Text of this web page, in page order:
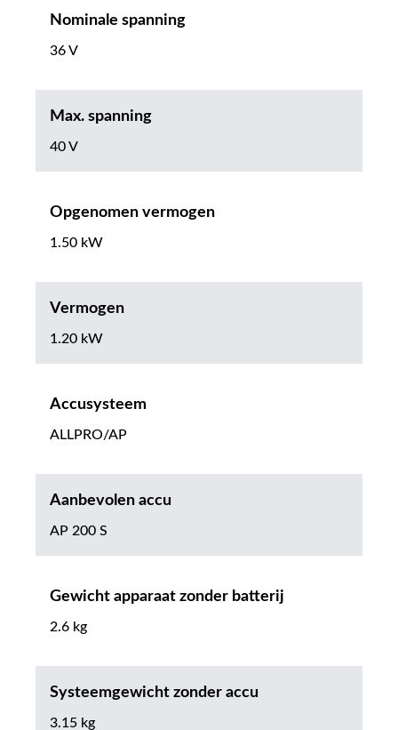
Nominale spanning
36 V
Max. spanning
40 V
Opgenomen vermogen
1.50 kW
Vermogen
1.20 kW
Accusysteem
ALLPRO/AP
Aanbevolen accu
AP 200 S
Gewicht apparaat zonder batterij
2.6 kg
Systeemgewicht zonder accu
3.15 kg